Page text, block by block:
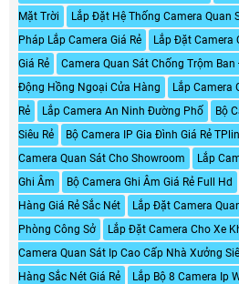
Mặt Trời
Lắp Đặt Hệ Thống Camera Quan
Pháp Lắp Camera Giá Rẻ
Lắp Đặt Camera
Giá Rẻ
Camera Quan Sát Chống Trộm Ban
Động Hồng Ngoại Cửa Hàng
Lắp Camera
Rẻ
Lắp Camera An Ninh Đường Phố
Bộ
Siêu Rẻ
Bộ Camera IP Gia Đình Giá Rẻ
Camera Quan Sát Cho Showroom
Lắp
Ghi Âm
Bộ Camera Ghi Âm Giá Rẻ Full Hd
Hàng Giá Rẻ Sắc Nét
Lắp Đặt Camera
Phòng Công Sở
Lắp Đặt Camera Cho Xe
Camera Quan Sát Ip Cao Cấp Nhà Xưởng
Hàng Sắc Nét Giá Rẻ
Lắp Bộ 8 Camera Ip